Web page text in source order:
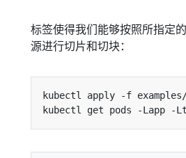
标签使得我们能够按照所指定
源进行切片和切块：